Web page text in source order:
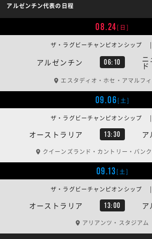
アルゼンチン代表の日程
08.24[日]
アルゼンチン 06:10 ニ
ド
ザ・ラグビーチャンピオンシッ
エスタディオ・ホセ・アマルフ
09.06[土]
オーストラリア 13:30 ア
ザ・ラグビーチャンピオンシッ
クイーンズランド・カントリー・バン
09.13[土]
オーストラリア 13:00 ア
ザ・ラグビーチャンピオンシッ
アリアンツ・スタジアム